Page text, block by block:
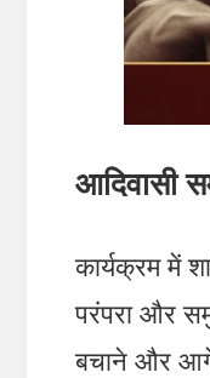
आदिवासी
कार्यक्रम में
परंपरा और
बचाने और आगे